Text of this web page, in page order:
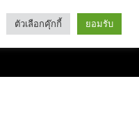
Categories
ตัวเลือกคุ๊กกี้ ยอมรับ